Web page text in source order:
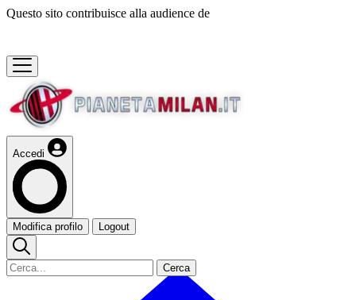
Questo sito contribuisce alla audience de
Accedi
Modifica profilo Logout
Cerca